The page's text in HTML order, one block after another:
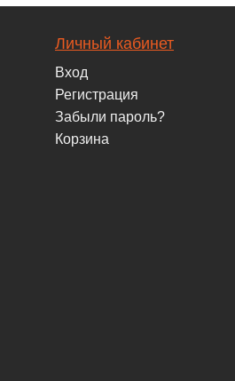
Личный кабинет
Вход
Регистрация
Забыли пароль?
Корзина